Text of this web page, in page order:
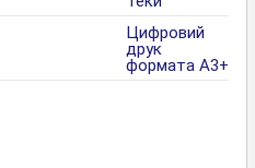
Цифровий
друк
формата А3+